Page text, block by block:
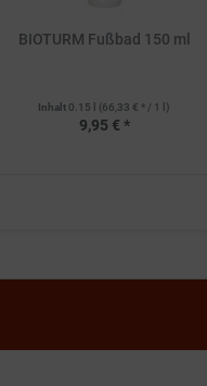
BIOTURM Fußbad 150 ml
Inhalt 0.15 l (66,33 € * / 1 l)
9,95 € *